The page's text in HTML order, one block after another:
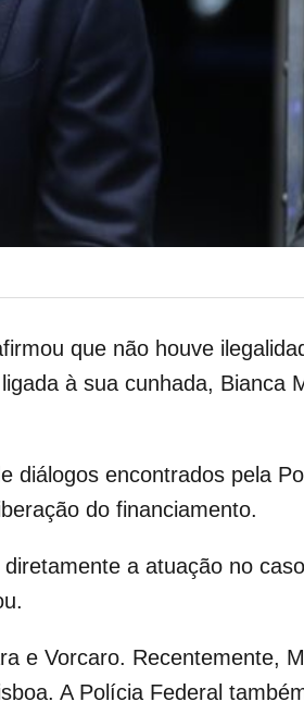
que não houve
à sua cunhada, Bianca
diálogos encontrados pela
do financiamento.
a atuação no
e Vorcaro. Recentemente,
A Polícia Federal